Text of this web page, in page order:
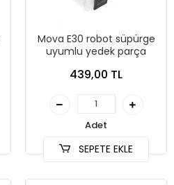
Mova E30 robot süpürge
uyumlu yedek parça
439,00 TL
Adet
SEPETE EKLE